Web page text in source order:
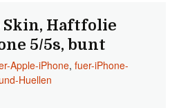
Skin, Haftfolie
5/5s, bunt
Apple-iPhone, fuer-iPhone-
Huellen